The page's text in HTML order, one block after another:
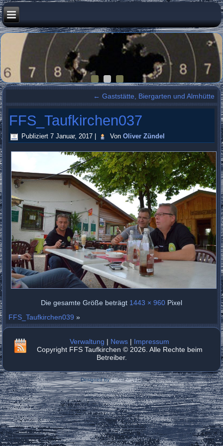
← Gaststätte, Biergarten und Almhütte
FFS_Taufkirchen037
Publiziert 7 Januar, 2017 Von Oliver Zündel
Die gesamte Größe beträgt 1443 × 960 Pixel
FFS_Taufkirchen039 »
Verwaltung | News | Impressum
Copyright FFS Taufkirchen © 2026. Alle Rechte beim
Betreiber.
Designed byOliver Zündel.